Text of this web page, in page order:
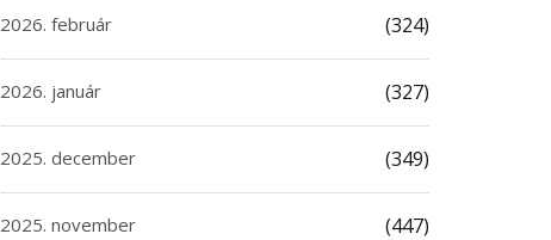
2026. február (324)
2026. január (327)
2025. december (349)
2025. november (447)